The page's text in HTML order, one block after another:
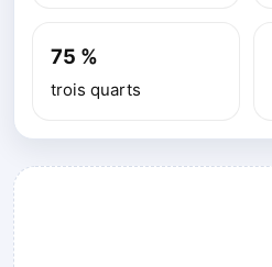
75 %
trois quarts